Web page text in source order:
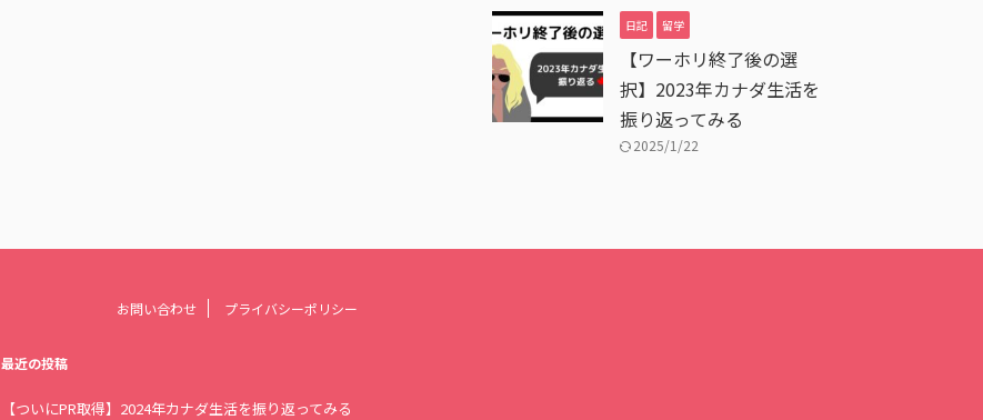
日記 留学
【ワーホリ終了後の選
択】2023年カナダ生活を
振り返ってみる
2025/1/22
お問い合わせ プライバシーポリシー
最近の投稿
【ついにPR取得】2024年カナダ生活を振り返ってみる